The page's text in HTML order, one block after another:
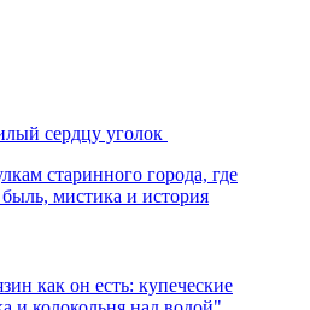
сердцу уголок
старинного города, где
мистика и история